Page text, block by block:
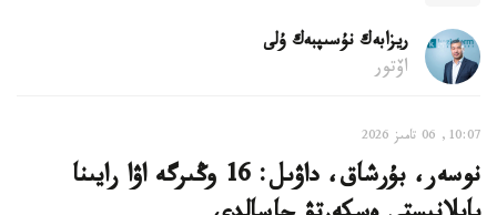
ريزابەك نۇسىپبەك ۇلى
اۆتور
10:07, 06 تامىز 2026
نوسەر، بۇرشاق، داۋىل: 16 وڭىرگە اۋا رايىنا